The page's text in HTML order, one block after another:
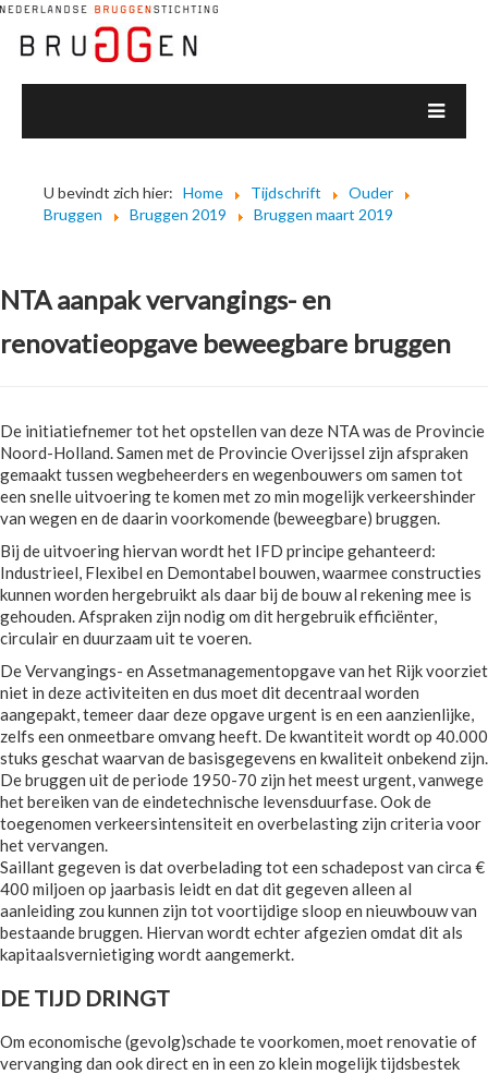
U bevindt zich hier: Home Tijdschrift
Ouder
Bruggen
Bruggen 2019 Bruggen maart 2019
NTA aanpak vervangings- en
renovatieopgave beweegbare bruggen
De initiatiefnemer tot het opstellen van deze NTA was de Provincie
Noord-Holland. Samen met de Provincie Overijssel zijn afspraken
gemaakt tussen wegbeheerders en wegenbouwers om samen tot
een snelle uitvoering te komen met zo min mogelijk verkeershinder
van wegen en de daarin voorkomende (beweegbare) bruggen.
Bij de uitvoering hiervan wordt het IFD principe gehanteerd:
Industrieel, Flexibel en Demontabel bouwen, waarmee constructies
kunnen worden hergebruikt als daar bij de bouw al rekening mee is
gehouden. Afspraken zijn nodig om dit hergebruik efficiënter,
circulair en duurzaam uit te voeren.
De Vervangings- en Assetmanagementopgave van het Rijk voorziet
niet in deze activiteiten en dus moet dit decentraal worden
aangepakt, temeer daar deze opgave urgent is en een aanzienlijke,
zelfs een onmeetbare omvang heeft. De kwantiteit wordt op 40.000
stuks geschat waarvan de basisgegevens en kwaliteit onbekend zijn.
De bruggen uit de periode 1950-70 zijn het meest urgent, vanwege
het bereiken van de eindetechnische levensduurfase. Ook de
toegenomen verkeersintensiteit en overbelasting zijn criteria voor
het vervangen.
Saillant gegeven is dat overbelading tot een schadepost van circa €
400 miljoen op jaarbasis leidt en dat dit gegeven alleen al
aanleiding zou kunnen zijn tot voortijdige sloop en nieuwbouw van
bestaande bruggen. Hiervan wordt echter afgezien omdat dit als
kapitaalsvernietiging wordt aangemerkt.
DE TIJD DRINGT
Om economische (gevolg)schade te voorkomen, moet renovatie of
vervanging dan ook direct en in een zo klein mogelijk tijdsbestek